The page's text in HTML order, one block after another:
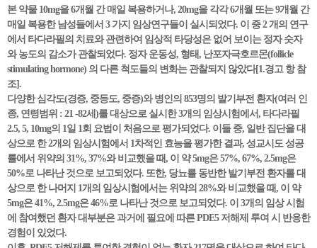
본 약물 10mg을 6개월 간 매일 복용하거나, 20mg을 각각 6개월 또는 9개월 간
매일 복용한 남성들에서 3 가지 임상연구들이 실시되었다. 이 중 2 개의 연구
에서 타다라필의 치료와 관련하여 임상적 타당성은 없어 보이는 정자 숫자
와 농도의 감소가 관찰되었다. 정자 운동성, 형태, 난포자극호르몬(follicle
stimulating hormone) 의 다른 척도들의 변화는 관찰되지 않았다[1.경고 항 참
조].
다양한 심각도(경증, 중등도, 중증)와 병인의 853명의 발기부전 환자(여러 인
종, 연령범위 : 21 -82세)를 대상으로 실시한 3개의 임상시험에서, 타다라필
2.5, 5, 10mg의 1일 1회 요법이 처음으로 평가되었다. 이들 중, 일반 집단을 대
상으로 한 2개의 임상시험에서 1차적인 효능을 평가한 결과, 성교시도 성공
률에서 위약의 31%, 37%와 비교했을 때, 이 약 5mg은 57%, 67%, 2.5mg은
50%로 나타난 것으로 보고되었다. 또한, 당뇨를 동반한 발기부전 환자를 대
상으로 한 나머지 1개의 임상시험에서는 위약의 28%와 비교했을 때, 이 약
5mg은 41%, 2.5mg은 46%로 나타난 것으로 보고되었다. 이 3개의 임상 시험
에 참여했던 환자 대부분은 과거에 필요에 따른 PDE5 저해제 투여 시 반응한
경험이 있었다.